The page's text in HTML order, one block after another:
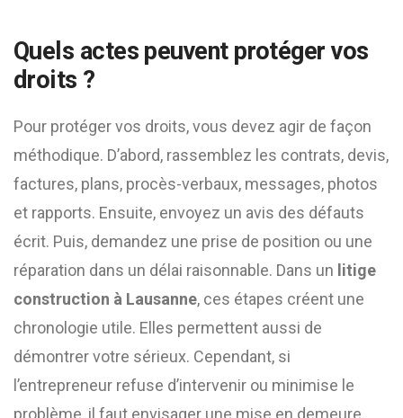
Quels actes peuvent protéger vos
droits ?
Pour protéger vos droits, vous devez agir de façon
méthodique. D’abord, rassemblez les contrats, devis,
factures, plans, procès-verbaux, messages, photos
et rapports. Ensuite, envoyez un avis des défauts
écrit. Puis, demandez une prise de position ou une
réparation dans un délai raisonnable. Dans un litige
construction à Lausanne, ces étapes créent une
chronologie utile. Elles permettent aussi de
démontrer votre sérieux. Cependant, si
l’entrepreneur refuse d’intervenir ou minimise le
problème, il faut envisager une mise en demeure,